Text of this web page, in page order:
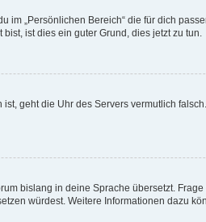
„Persönlichen Bereich“ die für dich
ist dies ein guter Grund, dies jetzt zu tun.
geht die Uhr des Servers vermutlich
bislang in deine Sprache übersetzt.
würdest. Weitere Informationen dazu